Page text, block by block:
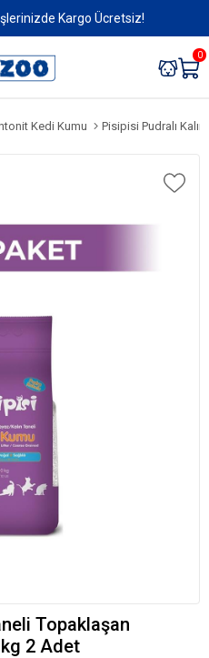
Kargo Ücretsiz!
0
Kedi Kumu Pisipisi Pudralı Kalın
Topaklaşan
2 Adet